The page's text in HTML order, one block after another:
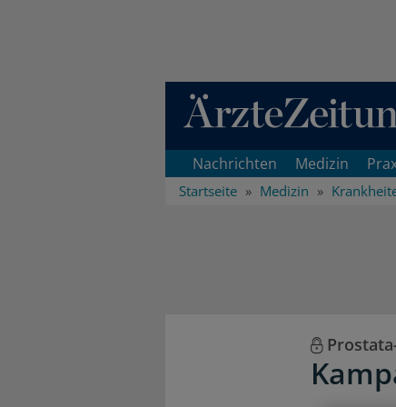
Direkt zum Inhaltsbereich
Nachrichten Medizin
Startseite Medizin